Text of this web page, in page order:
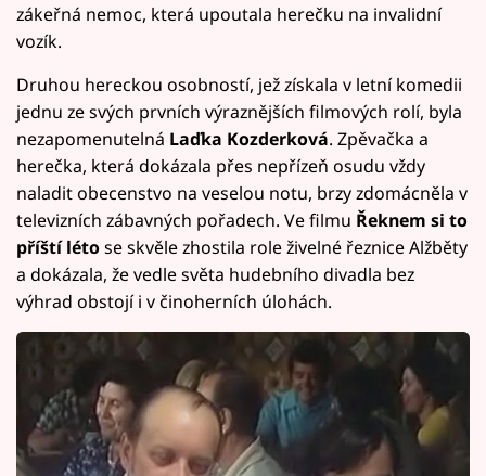
zákeřná nemoc, která upoutala herečku na invalidní
vozík.
Druhou hereckou osobností, jež získala v letní komedii
jednu ze svých prvních výraznějších filmových rolí, byla
nezapomenutelná Laďka Kozderková. Zpěvačka a
herečka, která dokázala přes nepřízeň osudu vždy
naladit obecenstvo na veselou notu, brzy zdomácněla v
televizních zábavných pořadech. Ve filmu Řeknem si to
příští létose skvěle zhostila role živelné řeznice Alžběty
a dokázala, že vedle světa hudebního divadla bez
výhrad obstojí i v činoherních úlohách.